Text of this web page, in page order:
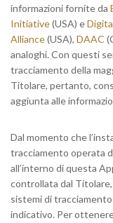
informazioni fornite da
Initiative(USA) e
Alliance(USA), DAAC
analoghi. Con questi
tracciamento della
Titolare, pertanto,
aggiunta alle
Dal momento che
tracciamento operata
all’interno di questa
controllata dal
sistemi di
indicativo. Per